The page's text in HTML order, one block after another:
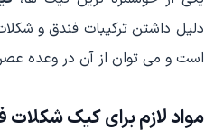
2022
دلیل داشتن ترکیبات فندق و
است و می توان از آن در وعده
مواد لازم برای کیک شکلات